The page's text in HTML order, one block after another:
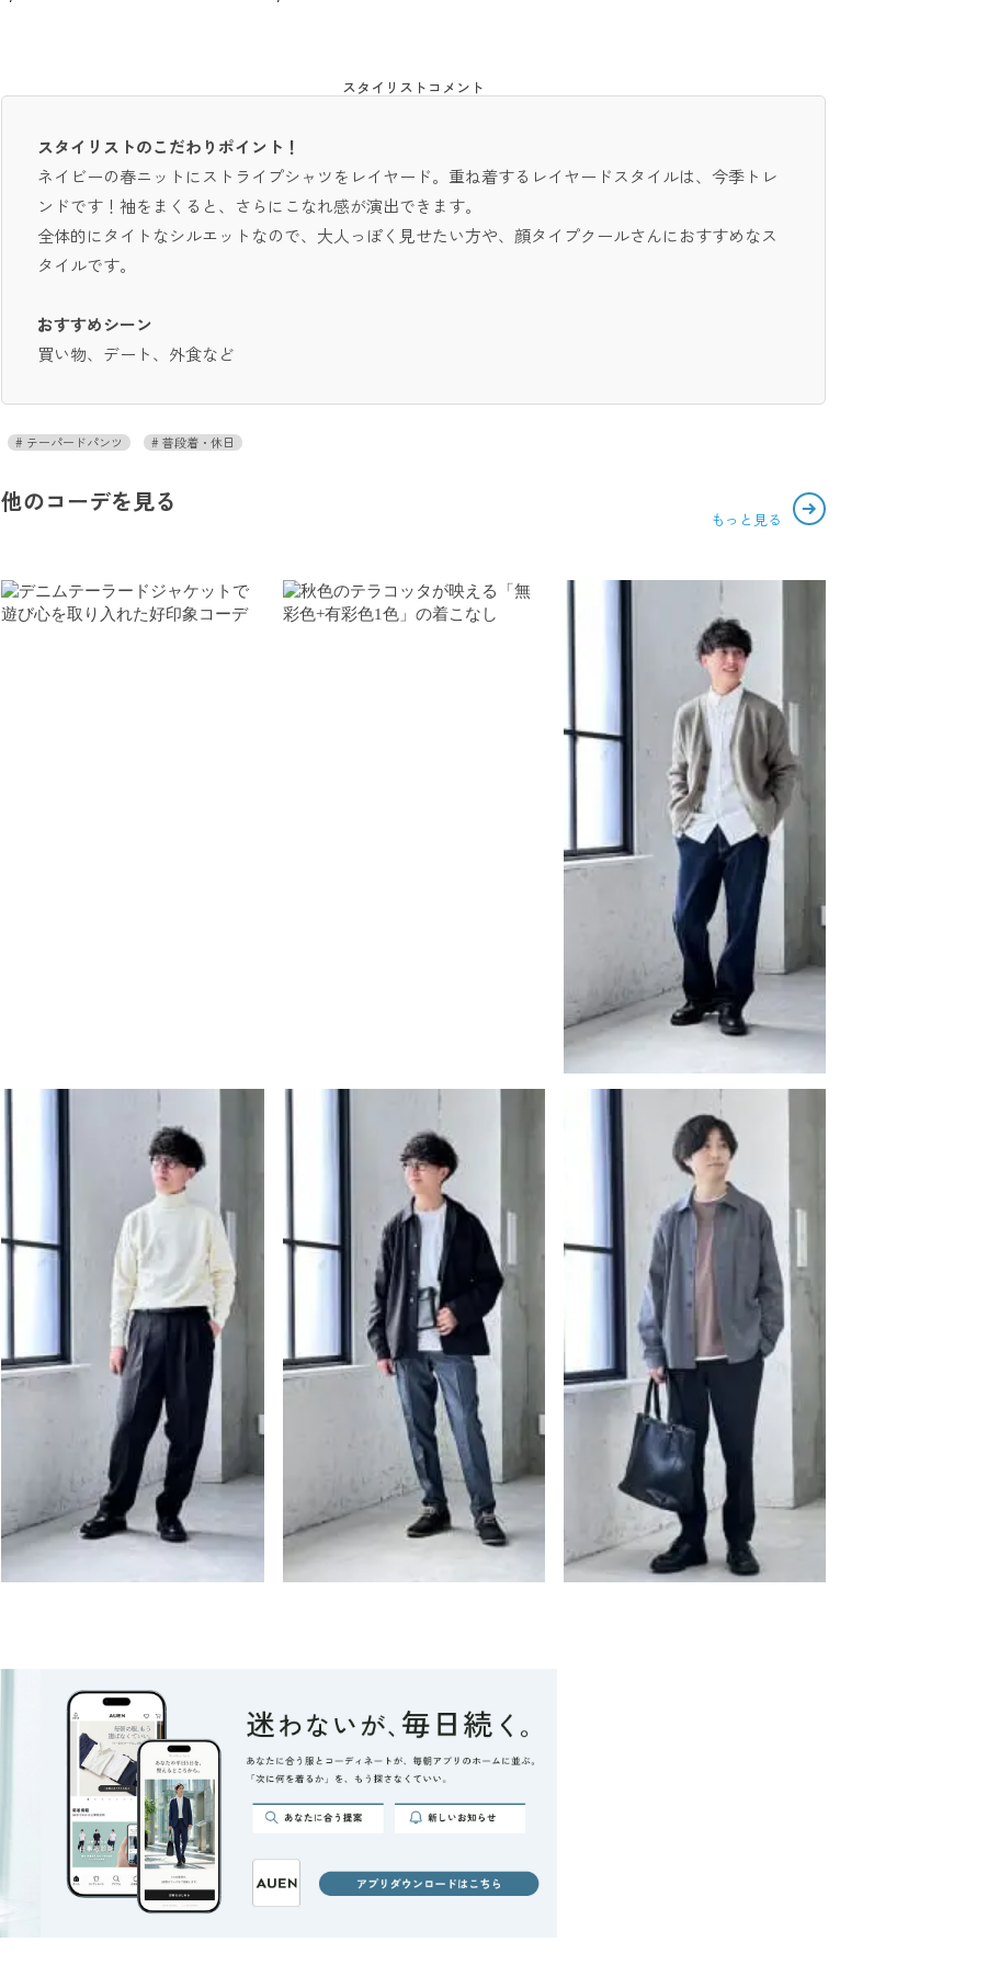
スタイリストコメント
スタイリストのこだわりポイント！
ネイビーの春ニットにストライプシャツをレイヤード。重ね着するレイヤードスタイルは、今季トレ
ンドです！袖をまくると、さらにこなれ感が演出できます。
全体的にタイトなシルエットなので、大人っぽく見せたい方や、顔タイプクールさんにおすすめなス
タイルです。
おすすめシーン
買い物、デート、外食など
テーパードパンツ 普段着・休日
他のコーデを見る
もっと見る